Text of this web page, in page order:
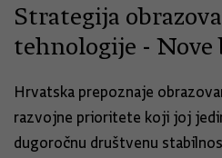
Strategija
tehnologije - Nove
Hrvatska prepoznaje
razvojne prioritete koji joj
dugoročnu društvenu